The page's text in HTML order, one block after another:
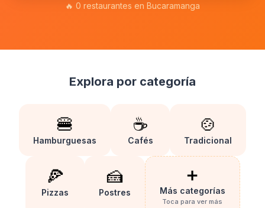
🔥 0 restaurantes en Bucaramanga
Explora por categoría
🍔
Hamburguesas
☕
Cafés
🍲
Tradicional
🍕
Pizzas
🍰
Postres
➕
Más categorías
Toca para ver más